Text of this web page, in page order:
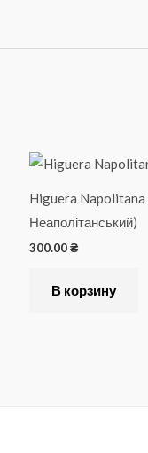
Higuera Napolitana
Неаполітанський)
300.00₴
В корзину